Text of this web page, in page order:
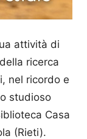
attività di
ricerca
nel ricordo e
studioso
Casa
(Rieti).